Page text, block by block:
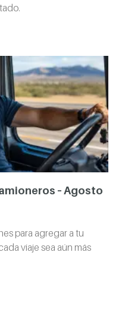
– Agosto
para agregar a tu
viaje sea aún más